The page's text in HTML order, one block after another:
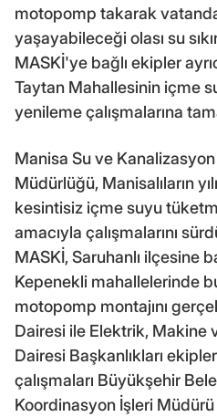
motopomp takarak
yaşayabileceği olası su
MASKİ'ye bağlı ekipler
Taytan Mahallesinin içme
yenileme çalışmalarına
Manisa Su ve
Müdürlüğü, Manisalıların
kesintisiz içme suyu
amacıyla çalışmalarını
MASKİ, Saruhanlı ilçesine
Kepenekli mahallelerinde
motopomp montajını
Dairesi ile Elektrik, Makine
Dairesi Başkanlıkları
çalışmaları Büyükşehir
Koordinasyon İşleri